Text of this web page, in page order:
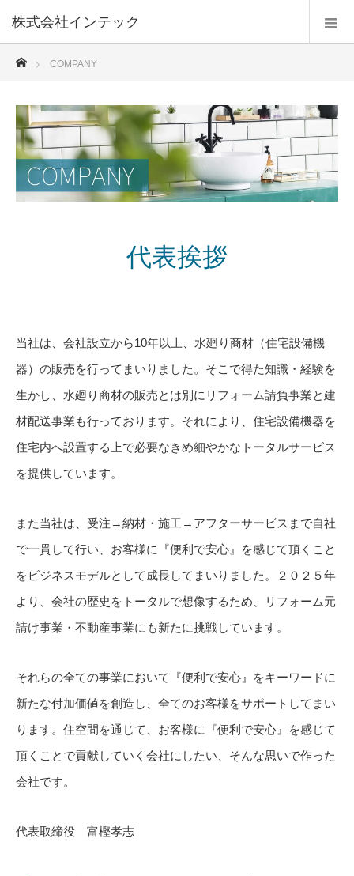
株式会社インテック
ホーム
COMPANY
代表挨拶
当社は、会社設立から10年以上、水廻り商材（住宅設備機
器）の販売を行ってまいりました。そこで得た知識・経験を
生かし、水廻り商材の販売とは別にリフォーム請負事業と建
材配送事業も行っております。それにより、住宅設備機器を
住宅内へ設置する上で必要なきめ細やかなトータルサービス
を提供しています。
また当社は、受注→納材・施工→アフターサービスまで自社
で一貫して行い、お客様に『便利で安心』を感じて頂くこと
をビジネスモデルとして成長してまいりました。２０２５年
より、会社の歴史をトータルで想像するため、リフォーム元
請け事業・不動産事業にも新たに挑戦しています。
それらの全ての事業において『便利で安心』をキーワードに
新たな付加価値を創造し、全てのお客様をサポートしてまい
ります。住空間を通じて、お客様に『便利で安心』を感じて
頂くことで貢献していく会社にしたい、そんな思いで作った
会社です。
代表取締役 富樫孝志